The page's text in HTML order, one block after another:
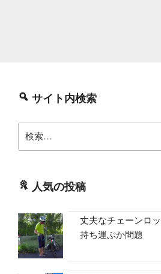
サイト内検索
索:
人気の投稿
丈夫なチェーンロ
持ち運ぶか問題